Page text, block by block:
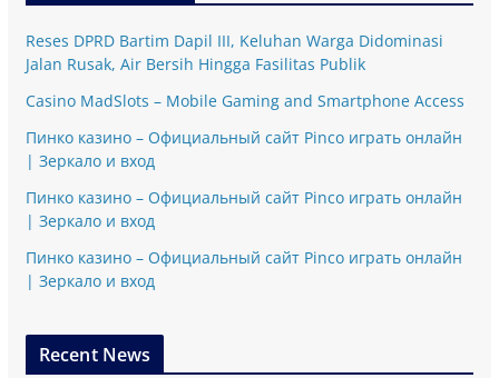
Reses DPRD Bartim Dapil III, Keluhan Warga Didominasi
Jalan Rusak, Air Bersih Hingga Fasilitas Publik
Casino MadSlots – Mobile Gaming and Smartphone Access
Пинко казино – Официальный сайт Pinco играть онлайн
| Зеркало и вход
Пинко казино – Официальный сайт Pinco играть онлайн
| Зеркало и вход
Пинко казино – Официальный сайт Pinco играть онлайн
| Зеркало и вход
Recent News